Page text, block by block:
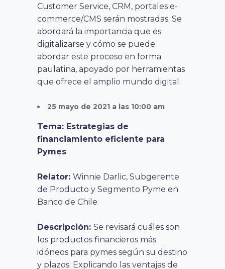
Customer Service, CRM, portales e-
commerce/CMS serán mostradas. Se
abordará la importancia que es
digitalizarse y cómo se puede
abordar este proceso en forma
paulatina, apoyado por herramientas
que ofrece el amplio mundo digital.
25 mayo de 2021 a las 10:00 am
Tema: Estrategias de
financiamiento eficiente para
Pymes
Relator: Winnie Darlic, Subgerente
de Producto y Segmento Pyme en
Banco de Chile
Descripción: Se revisará cuáles son
los productos financieros más
idóneos para pymes según su destino
y plazos. Explicando las ventajas de